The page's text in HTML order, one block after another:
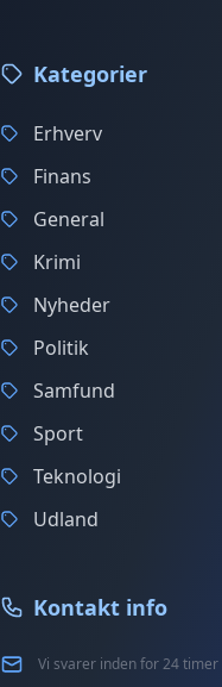
Kategorier
Erhverv
Finans
General
Krimi
Nyheder
Politik
Samfund
Sport
Teknologi
Udland
Kontakt info
Vi svarer inden for 24 timer